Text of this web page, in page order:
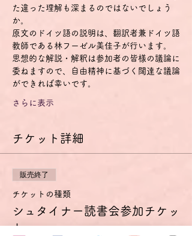
た違った理解も深まるのではないでしょう
か。
原文のドイツ語の説明は、翻訳者兼ドイツ語
教師である林フーゼル美佳子が行います。
思想的な解説・解釈は参加者の皆様の議論に
委ねますので、自由精神に基づく闊達な議論
ができれば幸いです。
さらに表示
チケット詳細
販売終了
チケットの種類
シュタイナー読書会参加チケッ
ト